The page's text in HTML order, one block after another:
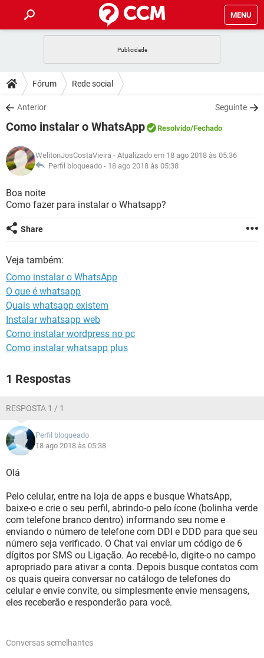
MENU
CELULAR
OUTLOOK
INSTAGRAM GMAIL
GUIA DE COMPRAS
DICAS
JOGOS
INSTAGRAM GMAIL
GUIA DE COMPRAS
DOWNLOADS
JOGOS WHATSAPP
CELULAR
OUTLOOK EXCEL
INSTAGRAM
GUIA DE COMPRAS
JOGOS WHATSAPP
CELULAR
OUTLOOK
GLOSSÁRIO
CELULAR FACEBOOK
OUTLOOK
GUIA DE COMPRAS
Fórum Rede social
Anterior Seguinte
Como instalar o WhatsApp Resolvido/Fechado
WelitonJosCostaVieira - Atualizado em 18 ago 2018 às 05:36
Perfil bloqueado - 18 ago 2018 às 05:38
Boa noite
Como fazer para instalar o Whatsapp?
Share
Veja também:
Como instalar o WhatsApp
O que é whatsapp
Quais whatsapp existem
Instalar whatsapp web
Como instalar wordpress no pc
Como instalar whatsapp plus
1 Respostas
RESPOSTA 1 / 1
Perfil bloqueado
18 ago 2018 às 05:38
Olá
Pelo celular, entre na loja de apps e busque WhatsApp,
baixe-o e crie o seu perfil, abrindo-o pelo ícone (bolinha verde
com telefone branco dentro) informando seu nome e
enviando o número de telefone com DDI e DDD para que seu
número seja verificado. O Chat vai enviar um código de 6
dígitos por SMS ou Ligação. Ao recebê-lo, digite-o no campo
apropriado para ativar a conta. Depois busque contatos com
os quais queira conversar no catálogo de telefones do
celular e envie convite, ou simplesmente envie mensagens,
eles receberão e responderão para você.
Conversas semelhantes